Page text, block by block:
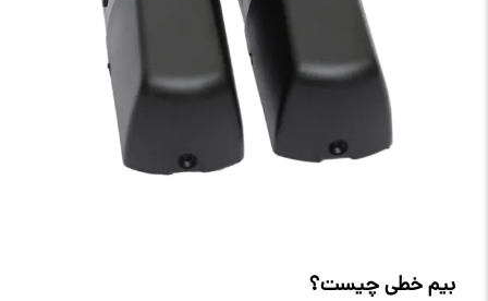
بیم خطی چیست؟